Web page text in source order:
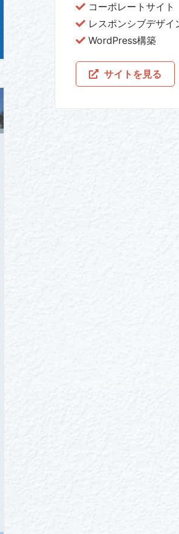
コーポレートサイト
レスポンシブデザイ
WordPress構築
サイトを見る